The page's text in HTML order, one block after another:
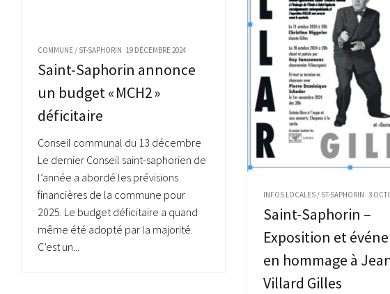
COMMUNE / ST-SAPHORIN 19 DÉCEMBRE 2024
Saint-Saphorin annonce
un budget « MCH2 »
déficitaire
Conseil communal du 13 décembre
Le dernier Conseil saint-saphorien de
l’année a abordé les prévisions
financières de la commune pour
2025. Le budget déficitaire a quand
même été adopté par la majorité.
C’est un...
INFOS LOCALES / ST-SAPHORIN 3
Saint-Saphorin –
Exposition et
en hommage à
Villard Gilles